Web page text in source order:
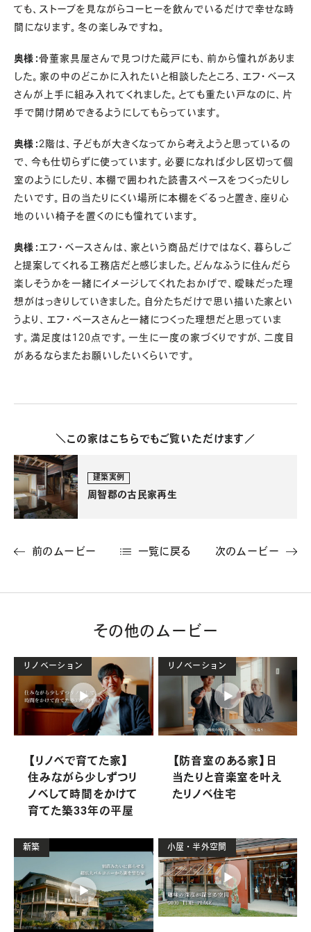
ても、ストーブを見ながらコーヒーを飲んでいるだけで幸せな時
間になります。冬の楽しみですね。
奥様：骨董家具屋さんで見つけた蔵戸にも、前から憧れがありま
した。家の中のどこかに入れたいと相談したところ、エフ・ベース
さんが上手に組み入れてくれました。とても重たい戸なのに、片
手で開け閉めできるようにしてもらっています。
奥様：2階は、子どもが大きくなってから考えようと思っているの
で、今も仕切らずに使っています。必要になれば少し区切って個
室のようにしたり、本棚で囲われた読書スペースをつくったりし
たいです。日の当たりにくい場所に本棚をぐるっと置き、座り心
地のいい椅子を置くのにも憧れています。
奥様：エフ・ベースさんは、家という商品だけではなく、暮らしご
と提案してくれる工務店だと感じました。どんなふうに住んだら
楽しそうかを一緒にイメージしてくれたおかげで、曖昧だった理
想がはっきりしていきました。自分たちだけで思い描いた家とい
うより、エフ・ベースさんと一緒につくった理想だと思っていま
す。満足度は120点です。一生に一度の家づくりですが、二度目
があるならまたお願いしたいくらいです。
＼この家はこちらでもご覧いただけます／
建築実例
周智郡の古民家再生
前のムービー 一覧に戻る 次のムービー
その他のムービー
リノベーション
【リノベで育てた家】
住みながら少しずつリ
ノベして時間をかけて
育てた築33年の平屋
リノベーション
【防音室のある家】日
当たりと音楽室を叶え
たリノベ住宅
新築 小屋・半外空間